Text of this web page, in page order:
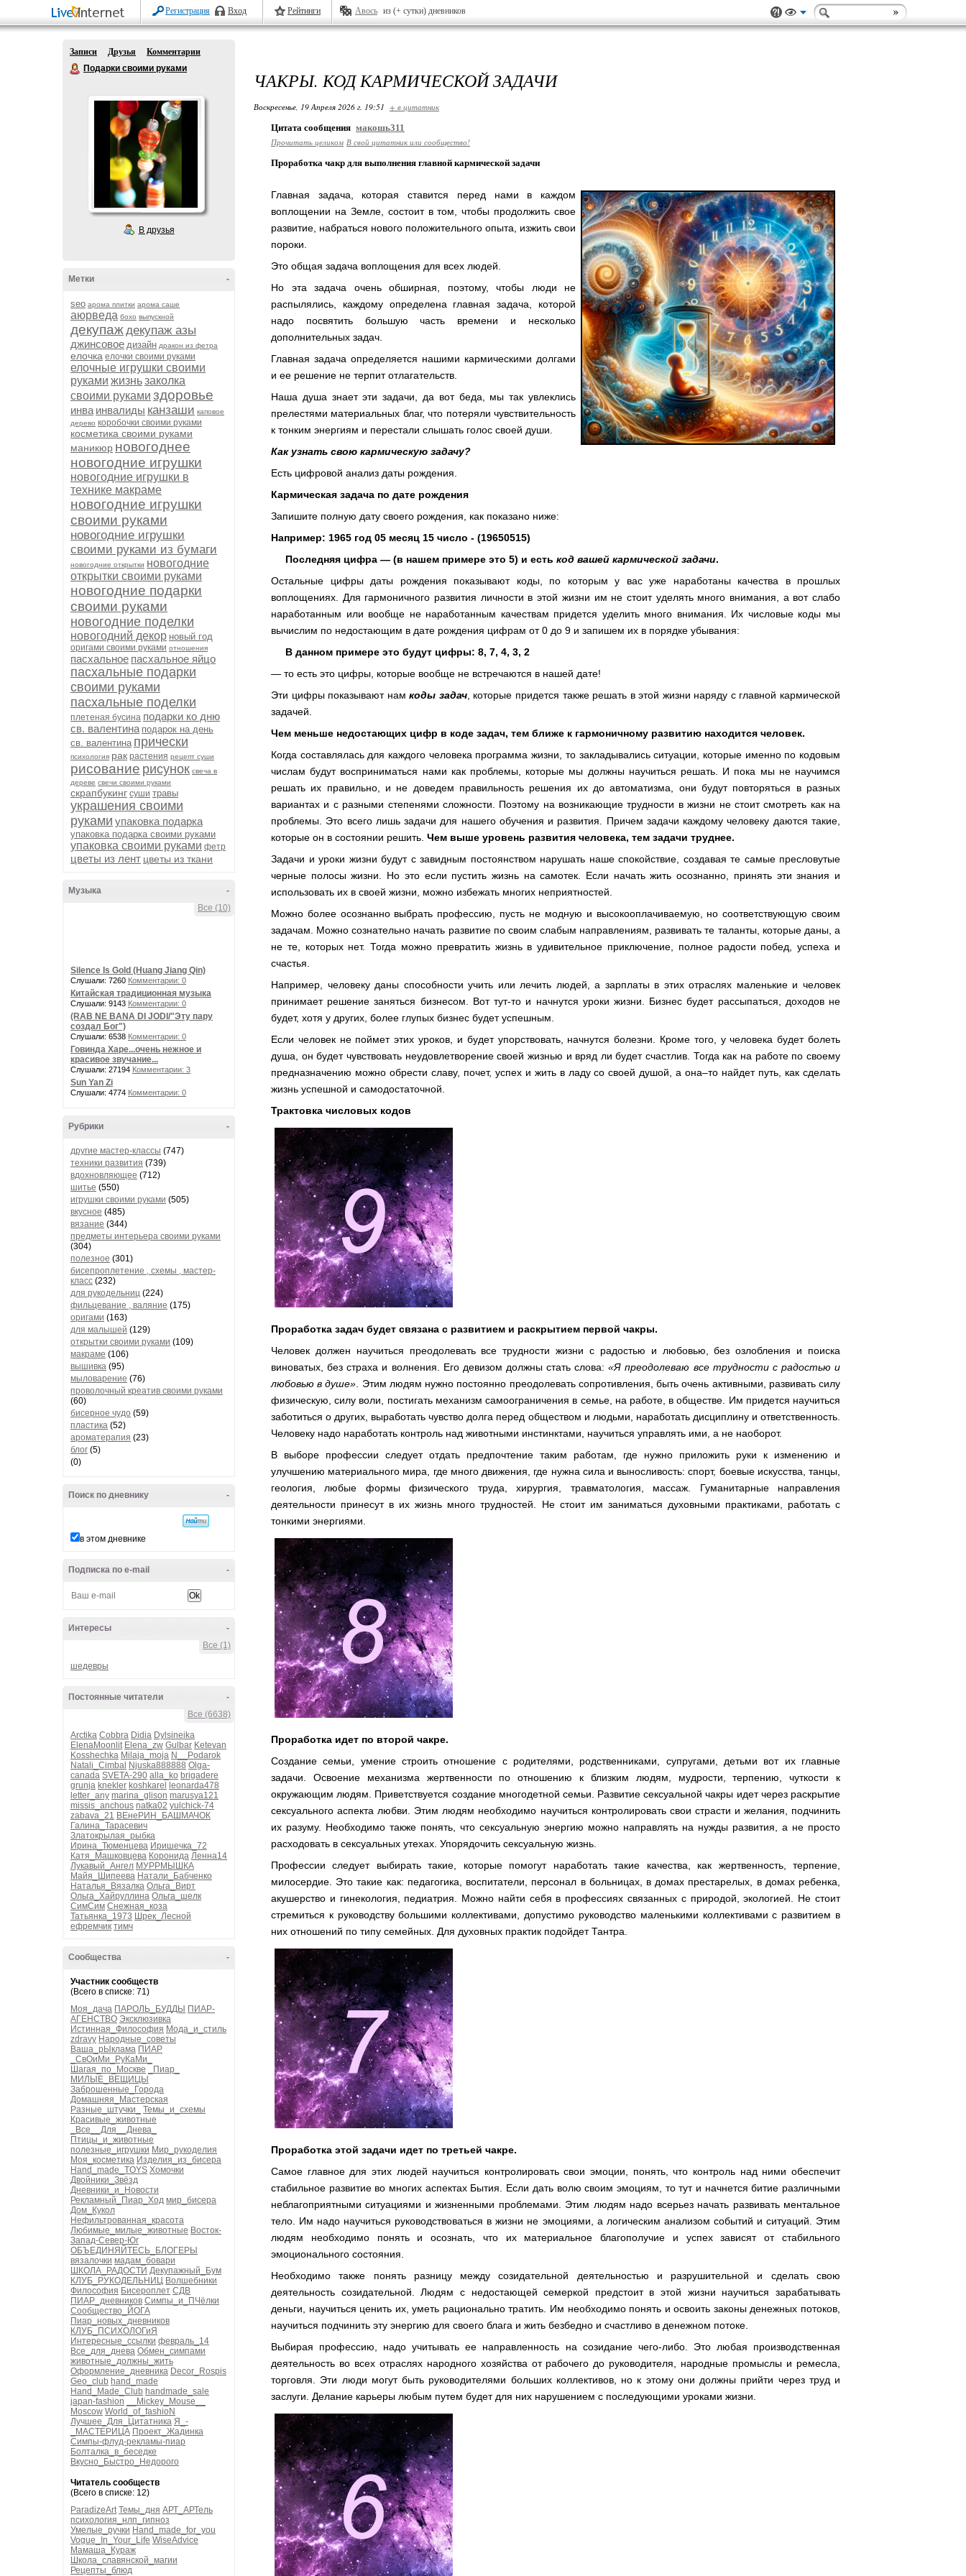
Регистрация Вход Рейтинги Авось из (+ сутки) дневников
Записи Друзья
Комментарии
Подарки своими руками
В друзья
-
Метки
seo арома плитки арома саше
аюрведа бохо выпускной
декупаждекупаж азы
джинсовое дизайн дракон из фетра
елочка елочки своими руками
елочные игрушки своими
руками жизньзаколка
своими руками здоровье
инва инвалиды канзаши каповое
дерево коробочки своими руками
косметика своими руками
маникюр новогоднее
новогодние игрушки
новогодние игрушки в
технике макраме
новогодние игрушки
своими руками
новогодние игрушки
своими руками из бумаги
новогодние открытки новогодние
открытки своими руками
новогодние подарки
своими руками
новогодние поделки
новогодний декор новый год
оригами своими руками отношения
пасхальное пасхальное яйцо
пасхальные подарки
своими руками
пасхальные поделки
плетеная бусина подарки ко дню
св. валентина подарок на день
св. валентина прически
психология рак растения рецепт суши
рисование рисунок свеча в
дереве свечи своими руками
скрапбукинг суши травы
украшения своими
руками упаковка подарка
упаковка подарка своими руками
упаковка своими руками фетр
цветы из лент цветы из ткани
-
Музыка
Все (10)
Silence Is Gold (Huang Jiang Qin)
Слушали: 7260 Комментарии: 0
Китайская традиционная музыка
Слушали: 9143 Комментарии: 0
(RAB NE BANA DI JODI/"Эту пару
создал Бог")
Слушали: 6538 Комментарии: 0
Говинда Харе...очень нежное и
красивое звучание...
Слушали: 27194 Комментарии: 3
Sun Yan Zi
Слушали: 4774 Комментарии: 0
-
Рубрики
другие мастер-классы (747)
техники развития (739)
вдохновляющее (712)
шитье (550)
игрушки своими руками (505)
вкусное (485)
вязание (344)
предметы интерьера своими руками
(304)
полезное (301)
бисепроплетение , схемы , мастер-
класс (232)
для рукодельниц (224)
фильцевание , валяние (175)
оригами (163)
для малышей (129)
открытки своими руками (109)
макраме (106)
вышивка (95)
мыловарение (76)
проволочный креатив своими руками
(60)
бисерное чудо (59)
пластика (52)
ароматерапия (23)
блог (5)
(0)
-
Поиск по дневнику
в этом дневнике
-
Подписка по e-mail
-
Интересы
Все (1)
шедевры
-
Постоянные читатели
Все (6638)
Arctika Cobbra Didia Dylsineika
ElenaMoonlit Elena_zw Gulbar Ketevan
Kosshechka Milaja_moja N__Podarok
Natali_Cimbal Njuska888888 Olga-
canada SVETA-290 alla_ko brigadere
grunja knekler koshkarel
leonarda478
letter_any marina_glison marusya121
missis_anchous natka02 yulchick-74
zabava_21 ВЕнеРИН_БАШМАЧОК
Галина_Тарасевич
Златокрылая_рыбка
Ирина_Тюменцева Иришечка_72
Катя_Машковцева Коронида Ленна14
Лукавый_Ангел МУРРМЫШКА
Майя_Шипеева Натали_Бабченко
Наталья_Вязалка Ольга_Вирт
Ольга_Хайруллина Ольга_шелк
СимСим Снежная_коза
Татьянка_1973 Шрек_Лесной
ефремчик тимч
-
Сообщества
Участник сообществ
(Всего в списке: 71)
Моя_дача ПАРОЛЬ_БУДДЫ ПИАР-
АГЕНСТВО Эксклюзивка
Истинная_Философия Мода_и_стиль
zdravy Народные_советы
Ваша_рЫклама ПИАР
_СвОиМи_РуКаМи_
Шагая_по_Москве
_Пиар_
МИЛЫЕ_ВЕЩИЦЫ
Заброшенные_Города
Домашняя_Мастерская
Разные_штучки_
Темы_и_схемы
Красивые_животные
_Все__Для__Днева_
Птицы_и_животные
полезные_игрушки Мир_рукоделия
Моя_косметика Изделия_из_бисера
Hand_made_TOYS Хомочки
Двойники_Звёзд
Дневники_и_Новости
Рекламный_Пиар_Ход мир_бисера
Дом_Кукол
Нефильтрованная_красота
Любимые_милые_животные Восток-
Запад-Север-Юг
ОБЪЕДИНЯЙТЕСЬ_БЛОГЕРЫ
вязалочки мадам_бовари
ШКОЛА_РАДОСТИ Декупажный_Бум
КЛУБ_РУКОДЕЛЬНИЦ Волшебники
Философия Бисероплет СДВ
ПИАР_дневников Симпы_и_ПЧёлки
Сообщество_ЙОГА
Пиар_новых_дневников
КЛУБ_ПСИХОЛОГиЯ
Интересные_ссылки февраль_14
Все_для_днева Обмен_симпами
животные_должны_жить
Оформление_дневника Decor_Rospis
Geo_club hand_made
Hand_Made_Club handmade_sale
japan-fashion
__Mickey_Mouse__
Moscow World_of_fashioN
Лучшее_Для_Цитатника Я_-
_МАСТЕРИЦА Проект_Жадинка
Симпы-флуд-рекламы-пиар
Болталка_в_беседке
Вкусно_Быстро_Недорого
Читатель сообществ
(Всего в списке: 12)
ParadizeArt Темы_дня АРТ_АРТель
психология_нлп_гипноз
Умелые_ручки Hand_made_for_you
Vogue_In_Your_Life WiseAdvice
Мамаша_Кураж
Школа_славянской_магии
Рецепты_блюд
ЧАКРЫ. КОД КАРМИЧЕСКОЙ ЗАДАЧИ
Воскресенье, 19 Апреля 2026 г. 19:51 + в цитатник
Цитата сообщения макошь311
Прочитать целиком В свой цитатник или сообщество!
Проработка чакр для выполнения главной кармической задачи
Главная задача, которая ставится перед нами в каждом
воплощении на Земле, состоит в том, чтобы продолжить свое
развитие, набраться нового положительного опыта, изжить свои
пороки.
Это общая задача воплощения для всех людей.
Но эта задача очень обширная, поэтому, чтобы люди не
распылялись, каждому определена главная задача, которой
надо посвятить большую часть времени и несколько
дополнительных задач.
Главная задача определяется нашими кармическими долгами
и ее решение не терпит отлагательств.
Наша душа знает эти задачи, да вот беда, мы так увлеклись
прелестями материальных благ, что потеряли чувствительность
к тонким энергиям и перестали слышать голос своей души.
Как узнать свою кармическую задачу?
Есть цифровой анализ даты рождения.
Кармическая задача по дате рождения
Запишите полную дату своего рождения, как показано ниже:
Например: 1965 год 05 месяц 15 число - (19650515)
Последняя цифра — (в нашем примере это 5) и есть код вашей кармической задачи.
Остальные цифры даты рождения показывают коды, по которым у вас уже наработаны качества в прошлых
воплощениях. Для гармоничного развития личности в этой жизни им не стоит уделять много внимания, а вот слабо
наработанным или вообще не наработанным качествам придется уделить много внимания. Их числовые коды мы
вычислим по недостающим в дате рождения цифрам от 0 до 9 и запишем их в порядке убывания:
В данном примере это будут цифры: 8, 7, 4, 3, 2
— то есть это цифры, которые вообще не встречаются в нашей дате!
Эти цифры показывают намкоды задач, которые придется также решать в этой жизни наряду с главной кармической
задачей.
Чем меньше недостающих цифр в коде задач, тем ближе к гармоничному развитию находится человек.
Когда составлялась для каждого человека программа жизни, то закладывались ситуации, которые именно по кодовым
числам будут восприниматься нами как проблемы, которые мы должны научиться решать. И пока мы не научимся
решать их правильно, и не доведем правильность решения их до автоматизма, они будут повторяться в разных
вариантах и с разными степенями сложности. Поэтому на возникающие трудности в жизни не стоит смотреть как на
проблемы. Это всего лишь задачи для нашего обучения и развития. Причем задачи каждому человеку даются такие,
которые он в состоянии решить. Чем выше уровень развития человека, тем задачи труднее.
Задачи и уроки жизни будут с завидным постоянством нарушать наше спокойствие, создавая те самые пресловутые
черные полосы жизни. Но это если пустить жизнь на самотек. Если начать жить осознанно, принять эти знания и
использовать их в своей жизни, можно избежать многих неприятностей.
Можно более осознанно выбрать профессию, пусть не модную и высокооплачиваемую, но соответствующую своим
задачам. Можно сознательно начать развитие по своим слабым направлениям, развивать те таланты, которые даны, а
не те, которых нет. Тогда можно превратить жизнь в удивительное приключение, полное радости побед, успеха и
счастья.
Например, человеку даны способности учить или лечить людей, а зарплаты в этих отраслях маленькие и человек
принимает решение заняться бизнесом. Вот тут-то и начнутся уроки жизни. Бизнес будет рассыпаться, доходов не
будет, хотя у других, более глупых бизнес будет успешным.
Если человек не поймет этих уроков, и будет упорствовать, начнутся болезни. Кроме того, у человека будет болеть
душа, он будет чувствовать неудовлетворение своей жизнью и вряд ли будет счастлив. Тогда как на работе по своему
предназначению можно обрести славу, почет, успех и жить в ладу со своей душой, а она–то найдет путь, как сделать
жизнь успешной и самодостаточной.
Трактовка числовых кодов
Проработка задач будет связана с развитием и раскрытием первой чакры.
Человек должен научиться преодолевать все трудности жизни с радостью и любовью, без озлобления и поиска
виноватых, без страха и волнения. Его девизом должны стать слова:«Я преодолеваю все трудности с радостью и
любовью в душе» . Этим людям нужно постоянно преодолевать сопротивления, быть очень активными, развивать силу
физическую, силу воли, постигать механизм самоограничения в семье, на работе, в обществе. Им придется научиться
заботиться о других, выработать чувство долга перед обществом и людьми, наработать дисциплину и ответственность.
Человеку надо наработать контроль над животными инстинктами, научиться управлять ими, а не наоборот.
В выборе профессии следует отдать предпочтение таким работам, где нужно приложить руки к изменению и
улучшению материального мира, где много движения, где нужна сила и выносливость: спорт, боевые искусства, танцы,
геология, любые формы физического труда, хирургия, травматология, массаж. Гуманитарные направления
деятельности принесут в их жизнь много трудностей. Не стоит им заниматься духовными практиками, работать с
тонкими энергиями.
Проработка идет по второй чакре.
Создание семьи, умение строить отношение с родителями, родственниками, супругами, детьми вот их главные
задачи. Освоение механизма жертвенности по отношению к близким людям, мудрости, терпению, чуткости к
окружающим людям. Приветствуется создание многодетной семьи. Развитие сексуальной чакры идет через раскрытие
сексуального аспекта любви. Этим людям необходимо научиться контролировать свои страсти и желания, подчинить
их разуму. Необходимо также понять, что сексуальную энергию можно направлять на нужды развития, а не просто
расходовать в сексуальных утехах. Упорядочить сексуальную жизнь.
Профессии следует выбирать такие, которые помогут наработать такие качества, как жертвенность, терпение,
милосердие. Это такие как: педагогика, воспитатели, персонал в больницах, в домах престарелых, в домах ребенка,
акушерство и гинекология, педиатрия. Можно найти себя в профессиях связанных с природой, экологией. Не стоит
стремиться к руководству большими коллективами, допустимо руководство маленькими коллективами с развитием в
них отношений по типу семейных. Для духовных практик подойдет Тантра.
Проработка этой задачи идет по третьей чакре.
Самое главное для этих людей научиться контролировать свои эмоции, понять, что контроль над ними обеспечит
стабильное развитие во многих аспектах Бытия. Если дать волю своим эмоциям, то тут и начнется битие различными
неблагоприятными ситуациями и жизненными проблемами. Этим людям надо всерьез начать развивать ментальное
тело. Им надо научиться руководствоваться в жизни не эмоциями, а логическим анализом событий и ситуаций. Этим
людям необходимо понять и осознать, что их материальное благополучие и успех зависят от стабильного
эмоционального состояния.
Необходимо также понять разницу между созидательной деятельностью и разрушительной и сделать свою
деятельность созидательной. Людям с недостающей семеркой предстоит в этой жизни научиться зарабатывать
деньги, научиться ценить их, уметь рационально тратить. Им необходимо понять и освоить законы денежных потоков,
научиться подчинить эту энергию для своего блага и жить безбедно и счастливо в денежном потоке.
Выбирая профессию, надо учитывать ее направленность на созидание чего-либо. Это любая производственная
деятельность во всех отраслях народного хозяйства от рабочего до руководителя, народные промыслы и ремесла,
торговля. Эти люди могут быть руководителями больших коллективов, но к этому они должны прийти через труд и
заслуги. Делание карьеры любым путем будет для них нарушением с последующими уроками жизни.